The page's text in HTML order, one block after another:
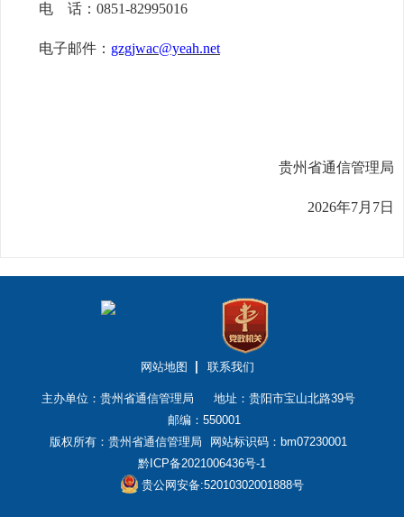
电 话：0851-82995016
电子邮件： gzgjwac@yeah.net
贵州省通信管理局
2026年7月 7日
网站地图 联系我们
主办单位：贵州省通信管理局
地址：贵阳市宝山北路39号
邮编：550001
版权所有：贵州省通信管理局
网站标识码：bm07230001
黔ICP备2021006436号-1
贵公网安备:52010302001888号